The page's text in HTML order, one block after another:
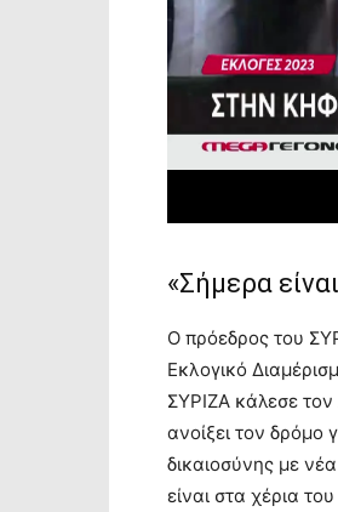
«Σήμερα
Ο πρόεδρος του
Εκλογικό
ΣΥΡΙΖΑ κάλεσε
ανοίξει τον δρόμο
δικαιοσύνης με
είναι στα χέρια